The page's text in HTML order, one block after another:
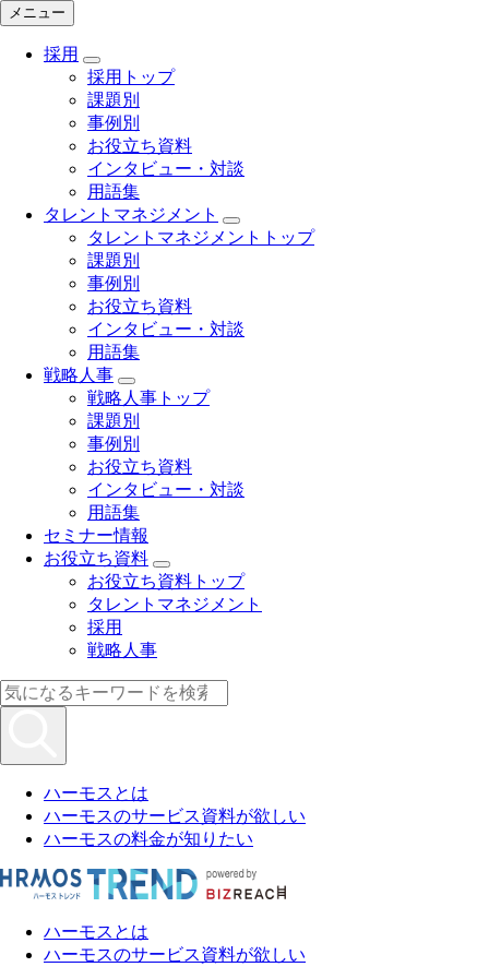
メニュー
採用
採用トップ
課題別
事例別
お役立ち資料
インタビュー・対談
用語集
タレントマネジメント
タレントマネジメントトップ
課題別
事例別
お役立ち資料
インタビュー・対談
用語集
戦略人事
戦略人事トップ
課題別
事例別
お役立ち資料
インタビュー・対談
用語集
セミナー情報
お役立ち資料
お役立ち資料トップ
タレントマネジメント
採用
戦略人事
ハーモスとは
ハーモスのサービス資料が欲しい
ハーモスの料金が知りたい
ハーモスとは
ハーモスのサービス資料が欲しい